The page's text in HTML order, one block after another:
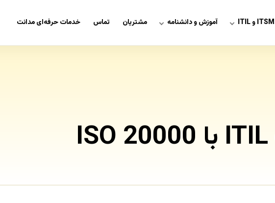
ITSM و ITIL آموزش و دانشنامه مشتریان تماس خدمات حرفه‌ای مدانت